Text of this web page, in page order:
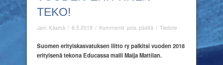
TEKO!
Jani Käsmä / 6.5.2019 / Kommentit pois päältä artikkelissa
erityinen
teko!
/ Tiedote
Suomen erityiskasvatuksen liitto ry palkitsi vuoden 2018
erityisenä tekona Educassamalli Maija Mattilan.